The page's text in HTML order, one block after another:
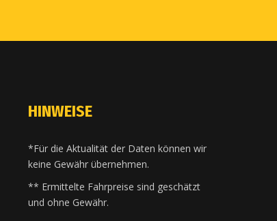
HINWEISE
*Für die Aktualität der Daten können wir
keine Gewähr übernehmen.
** Ermittelte Fahrpreise sind geschätzt
und ohne Gewähr.